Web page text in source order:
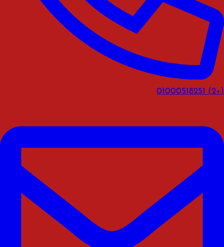
(+2) 01000518251